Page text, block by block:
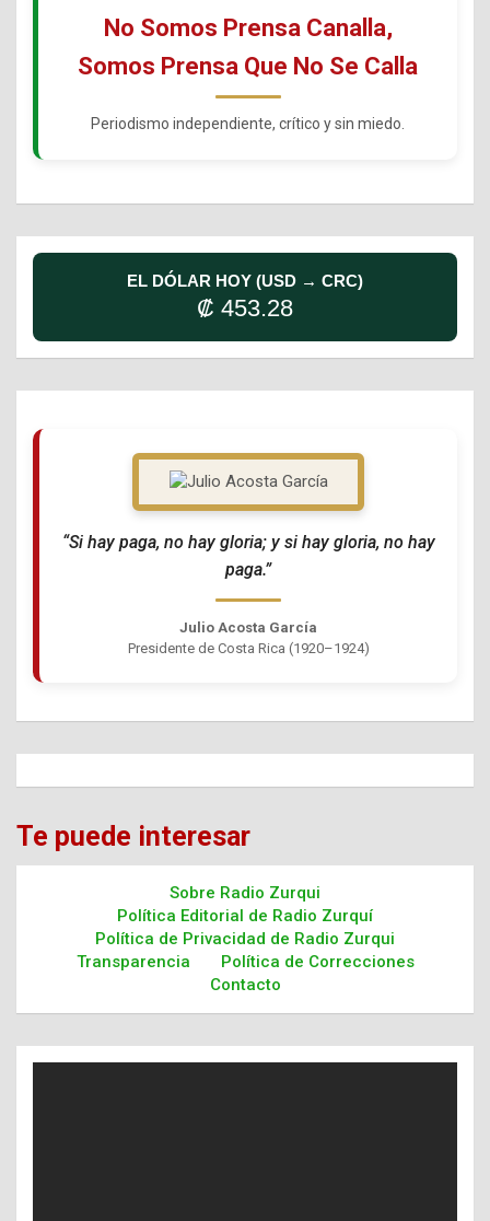
No Somos Prensa Canalla,
Somos Prensa Que No Se Calla
Periodismo independiente, crítico y sin miedo.
EL DÓLAR HOY (USD → CRC)
₡ 453.28
“Si hay paga, no hay gloria; y si hay gloria, no hay
paga.”
Julio Acosta García
Presidente de Costa Rica (1920–1924)
Te puede interesar
Sobre Radio Zurqui
Política Editorial de Radio Zurquí
Política de Privacidad de Radio Zurqui
Transparencia
Política de Correcciones
Contacto